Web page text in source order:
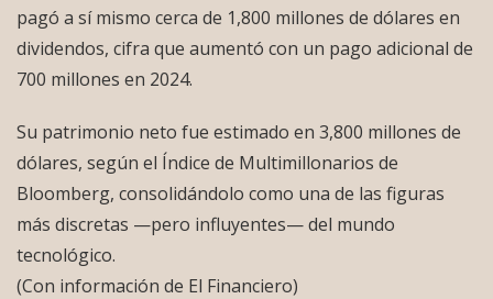
pagó a sí mismo cerca de 1,800 millones de dólares en
dividendos, cifra que aumentó con un pago adicional de
700 millones en 2024.
Su patrimonio neto fue estimado en 3,800 millones de
dólares, según el Índice de Multimillonarios de
Bloomberg, consolidándolo como una de las figuras
más discretas —pero influyentes— del mundo
tecnológico.
(Con información de El Financiero)